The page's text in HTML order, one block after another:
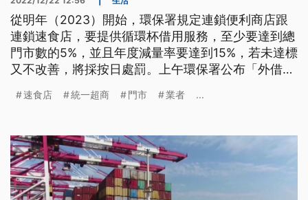
從明年（2023）開始，環保署規定連鎖便利商店跟
連鎖速食店，要提供循環杯借用服務，至少要達到總
門市數的5%，並且年度減量率要達到15%，若未達標
又不改善，將採按日處罰。上午環保署公布「外借杯
斯，都已獲得標誌。
速食店 統一超商 門市 業者 ...